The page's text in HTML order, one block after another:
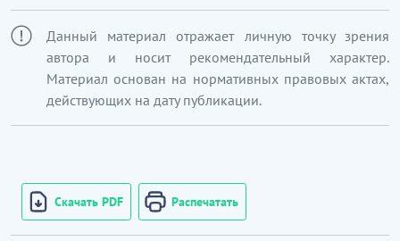
Данный материал отражает личную точку зрения
автора и носит рекомендательный характер.
Материал основан на нормативных правовых актах,
действующих на дату публикации.
Скачать PDF Распечатать